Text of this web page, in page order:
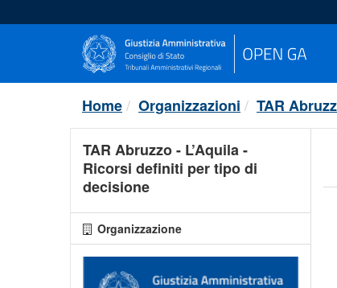
al
Home Organizzazioni TAR
TAR Abruzzo - L’Aquila -
Ricorsi definiti per tipo di
decisione
Organizzazione